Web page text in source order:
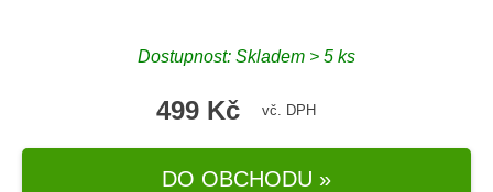
Dostupnost: Skladem > 5 ks
499 Kč vč. DPH
DO OBCHODU »